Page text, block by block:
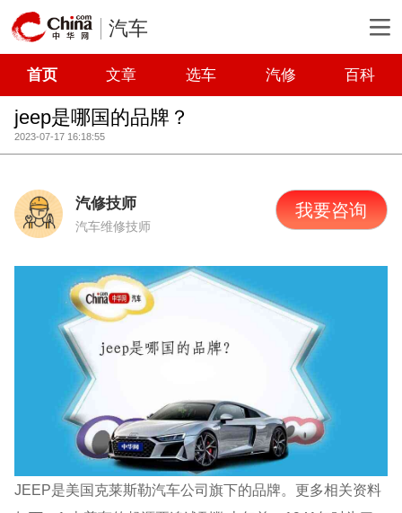
汽车
首页 文章 选车 汽修 百科
jeep是哪国的品牌？
2023-07-17 16:18:55
汽修技师
汽车维修技师
我要咨询
JEEP是美国克莱斯勒汽车公司旗下的品牌。更多相关资料